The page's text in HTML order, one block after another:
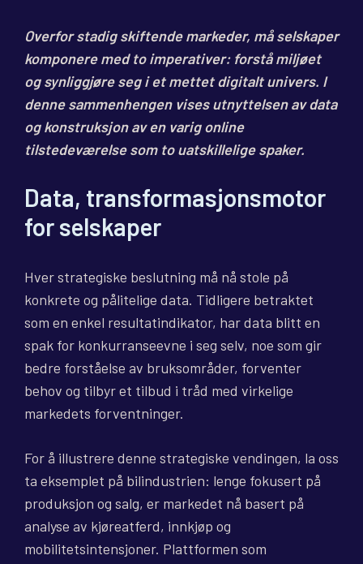
Overfor stadig skiftende markeder, må selskaper
komponere med to imperativer: forstå miljøet
og synliggjøre seg i et mettet digitalt univers. I
denne sammenhengen vises utnyttelsen av data
og konstruksjon av en varig online
tilstedeværelse som to uatskillelige spaker.
Data, transformasjonsmotor
for selskaper
Hver strategiske beslutning må nå stole på
konkrete og pålitelige data. Tidligere betraktet
som en enkel resultatindikator, har data blitt en
spak for konkurranseevne i seg selv, noe som gir
bedre forståelse av bruksområder, forventer
behov og tilbyr et tilbud i tråd med virkelige
markedets forventninger.
For å illustrere denne strategiske vendingen, la oss
ta eksemplet på bilindustrien: lenge fokusert på
produksjon og salg, er markedet nå basert på
analyse av kjøreatferd, innkjøp og
mobilitetsintensjoner. Plattformen som